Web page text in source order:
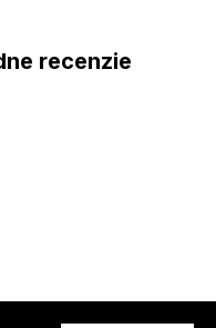
recenzie